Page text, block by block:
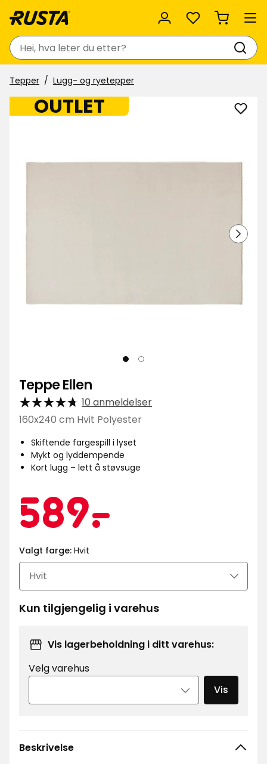
Favoritter
Søk
Tepper Lugg- og ryetepper
OUTLET
Legg
Teppe Ellen
10 anmeldelser
160x240 cm Hvit Polyester
Skiftende fargespill i lyset
Mykt og lyddempende
Kort lugg – lett å støvsuge
589-
.
kr
Valgt farge: Hvit
Kun tilgjengelig i varehus
Vis lagerbeholdning i ditt varehus:
Velg varehus
Vis
Beskrivelse